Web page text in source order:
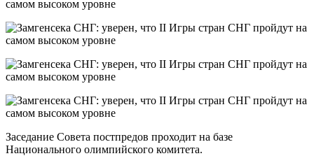
Заседание Совета постпредов проходит на базе
Национального олимпийского комитета.